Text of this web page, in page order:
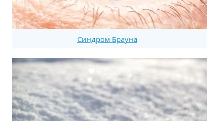
Синдром Брауна